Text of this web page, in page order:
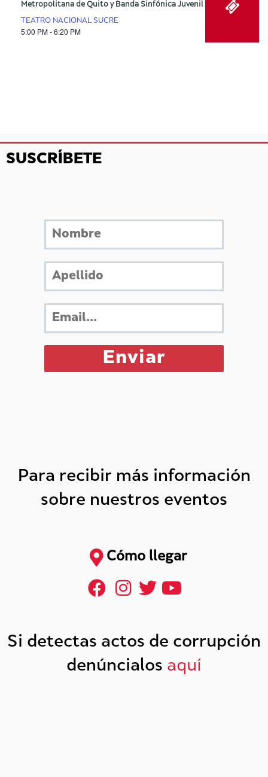
Metropolitana de Quito y Banda Sinfónica Juvenil
TEATRO NACIONAL SUCRE
5:00 PM - 6:20 PM
SUSCRÍBETE
Para recibir más información
sobre nuestros eventos
Cómo llegar
Si detectas actos de corrupción
denúncialos aquí